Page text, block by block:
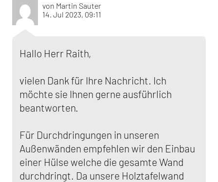
von Martin Sauter
14. Jul 2023, 09:11
Hallo Herr Raith,
vielen Dank für Ihre Nachricht. Ich
möchte sie Ihnen gerne ausführlich
beantworten.
Für Durchdringungen in unseren
Außenwänden empfehlen wir den Einbau
einer Hülse welche die gesamte Wand
durchdringt. Da unsere Holztafelwand